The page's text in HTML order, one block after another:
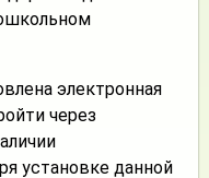
электронная
через
установке данной